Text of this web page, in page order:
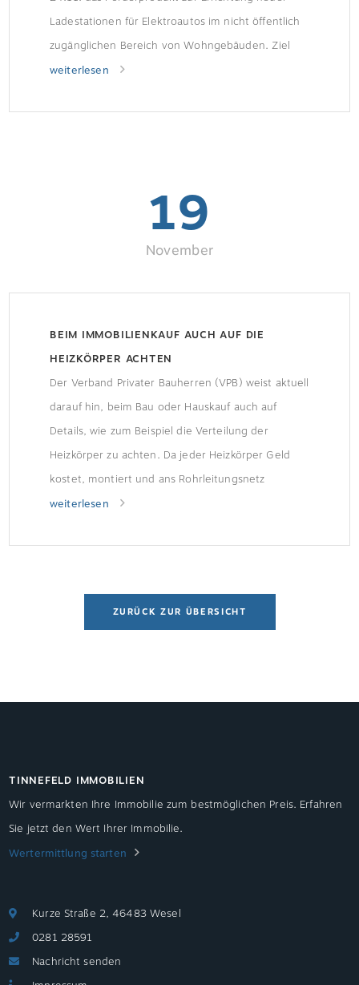
Ladestationen für Elektroautos im nicht öffentlich
zugänglichen Bereich von Wohngebäuden. Ziel
der FörderungMit dem Zuschuss möchte die
auf elektrisch betriebene Fahrzeuge umzusteigen
weiterlesen
19
November
BEIM IMMOBILIENKAUF AUCH AUF DIE
HEIZKÖRPER ACHTEN
Der Verband Privater Bauherren (VPB) weist aktuell
darauf hin, beim Bau oder Hauskauf auch auf
Details, wie zum Beispiel die Verteilung der
Heizkörper zu achten. Da jeder Heizkörper Geld
kostet, montiert und ans Rohrleitungsnetz
angebunden werden muss, versuchen viele
senken, oft auf einen pro Raum. Warmes Zimmer
weiterlesen
ZURÜCK ZUR ÜBERSICHT
TINNEFELD IMMOBILIEN
Wir vermarkten Ihre Immobilie zum bestmöglichen Preis. Erfahren
Sie jetzt den Wert Ihrer Immobilie.
Wertermittlung starten
Kurze Straße 2, 46483 Wesel
0281 28591
Nachricht senden